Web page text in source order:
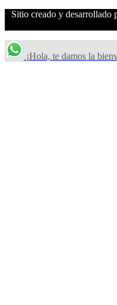
Sitio creado y desarrollado
¡Hola, te damos la